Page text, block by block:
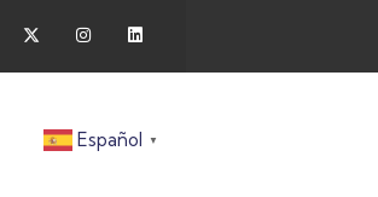
Español ▼